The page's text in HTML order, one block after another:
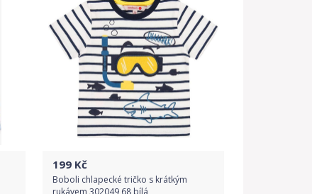
199 Kč
Boboli chlapecké tričko s krátkým
rukávem 302049 68 bílá